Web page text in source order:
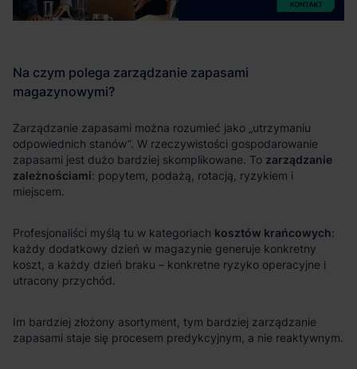
zarządzanie
zależnościami
kosztów krańcowych